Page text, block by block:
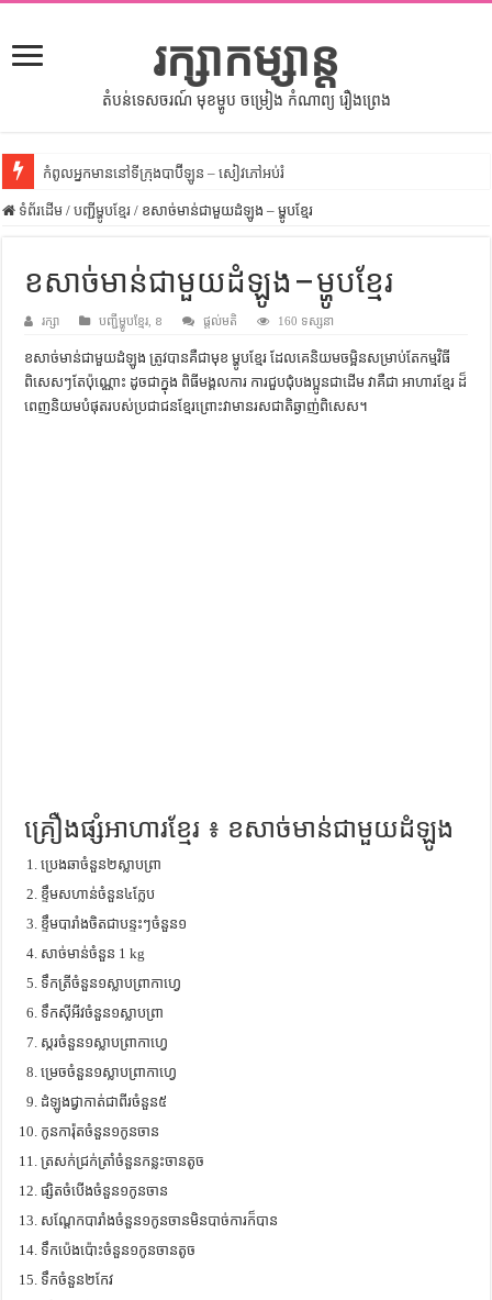
រក្សាកម្សាន្ត
តំបន់ទេសចរណ៍ មុខម្ហូប ចម្រៀង កំណាព្យ រឿងព្រេង
កំពូលអ្នកមាននៅទីក្រុងបាប៊ីឡូន – សៀវភៅអប់រំ
សីលធម៌នៅក្នុងសង្គមខ្មែរ – សៀវភៅចំណេះដឹងទូទៅ
ទំលៀមទម្លាប់ប្រពៃណីជនជាតិចិន – សៀវភៅចំណេះដឹងទូទៅ
ដើមកំណើតអង្គរ – សៀវភៅចំណេះដឹងទូទៅ
ដើមកំណើតជនជាតិខ្មែរ – អត្ថបទស្រាវជ្រាវ
ទំនាក់ទំនងកម្ពុជានិងចិន – សៀវភៅចំណេះដឹងទូទៅ
ទំព័រដើម / បញ្ជីម្ហូបខ្មែរ / ខសាច់មាន់ជាមួយដំឡូង – ម្ហូបខ្មែរ
ខសាច់មាន់ជាមួយដំឡូង – ម្ហូបខ្មែរ
រក្សា បញ្ជីម្ហូបខ្មែរ ខ ផ្តល់មតិ 160 ទស្សនា
ខសាច់មាន់ជាមួយដំឡូង ត្រូវបានគឺជាមុខ ម្ហូបខ្មែរ ដែលគេនិយមចម្អិនសម្រាប់តែកម្មវិធី
ពិសេសៗតែប៉ុណ្ណោះ ដូចជាក្នុង ពិធីមង្គលការ ការជួបជុំបងប្អូនជាដើម វាគឺជា អាហារខ្មែរ ដ៏
ពេញនិយមបំផុតរបស់ប្រជាជនខ្មែរព្រោះវាមានរសជាតិឆ្ងាញ់ពិសេស។
គ្រឿងផ្សំអាហារខ្មែរ ៖ ខសាច់មាន់ជាមួយដំឡូង
ប្រេងឆាចំនួន២ស្លាបព្រា
ខ្ទឹមសហាន់ចំនួន៤ក្លែប
ខ្ទឹមបារាំងចិតជាបន្ទះៗចំនួន១
សាច់មាន់ចំនួន 1 kg
ទឹកត្រីចំនួន១ស្លាបព្រាកាហ្វេ
ទឹកស៊ីអីវចំនួន១ស្លាបព្រា
ស្ករចំនួន១ស្លាបព្រាកាហ្វេ
ម្រេចចំនួន១ស្លាបព្រាកាហ្វេ
ដំឡូងជ្វាកាត់ជាពីរចំនួន៥
កូនការ៉ុតចំនួន១កូនចាន
ត្រសក់ជ្រក់ត្រាំចំនួនកន្លះចានតូច
ផ្សិតចំបើងចំនួន១កូនចាន
សណ្តែកបារាំងចំនួន១កូនចានមិនបាច់ការក៏បាន
ទឹកប៉េងប៉ោះចំនួន១កូនចានតូច
ទឹកចំនួន២កែវ